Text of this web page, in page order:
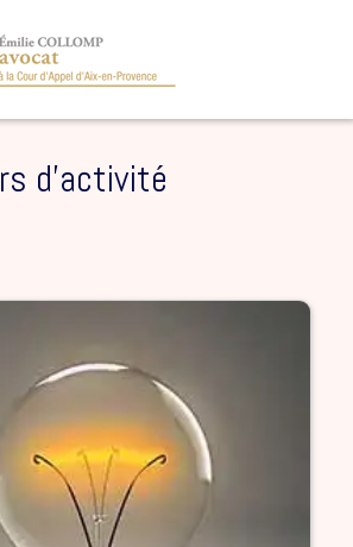
d’activité